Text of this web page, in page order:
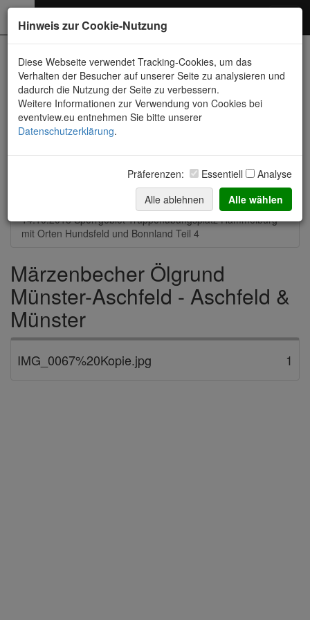
Hinweis zur Cookie-Nutzung
Diese Webseite verwendet Tracking-Cookies, um das
Verhalten der Besucher auf unserer Seite zu analysieren und
dadurch die Nutzung der Seite zu verbessern.
Weitere Informationen zur Verwendung von Cookies bei
eventview.eu entnehmen Sie bitte unserer
Datenschutzerklärung.
Präferenzen: Essentiell
Analyse
Alle ablehnen
Alle wählen
Photography
Neueste Fotos
14.08.2021 Strohballen-Feld zwischen Münster und Aschfeld
21.03.2021 Märzenbecher Ölgrund Münster-Aschfeld
13.10.2019 Bonnland im Sperrgebiet und
14.10.2018 Sperrgebiet Truppenübungsplatz Hammelburg
mit Orten Hundsfeld und Bonnland Teil 4
Märzenbecher Ölgrund
Münster-Aschfeld - Aschfeld &
Münster
1
IMG_0067%20Kopie.jpg